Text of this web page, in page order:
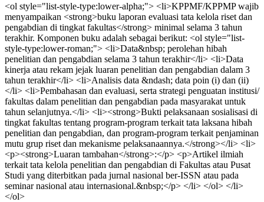
<ol style="list-style-type:lower-alpha;"> <li>KPPMF/KPPMP wajib
menyampaikan <strong>buku laporan evaluasi tata kelola riset dan
pengabdian di tingkat fakultas</strong> minimal selama 3 tahun
terakhir. Komponen buku adalah sebagai berikut: <ol style="list-
style-type:lower-roman;"> <li>Data&nbsp; perolehan hibah
penelitian dan pengabdian selama 3 tahun terakhir</li> <li>Data
kinerja atau rekam jejak luaran penelitian dan pengabdian dalam 3
tahun terakhir</li> <li>Analisis data &ndash; data poin (i) dan (ii)
</li> <li>Pembahasan dan evaluasi, serta strategi penguatan institusi/
fakultas dalam penelitian dan pengabdian pada masyarakat untuk
tahun selanjutnya.</li> <li><strong>Bukti pelaksanaan sosialisasi di
tingkat fakultas tentang program-program terkait tata laksana hibah
penelitian dan pengabdian, dan program-program terkait penjaminan
mutu grup riset dan mekanisme pelaksanaannya.</strong></li> <li>
<p><strong>Luaran tambahan</strong>:</p> <p>Artikel ilmiah
terkait tata kelola penelitian dan pengabdian di Fakultas atau Pusat
Studi yang diterbitkan pada jurnal nasional ber-ISSN atau pada
seminar nasional atau internasional.&nbsp;</p> </li> </ol> </li>
</ol>